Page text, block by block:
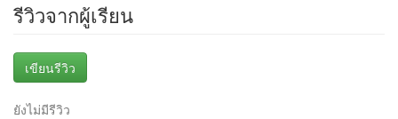
รีวิวจากผู้เรียน
เขียนรีวิว
ยังไม่มีรีวิว